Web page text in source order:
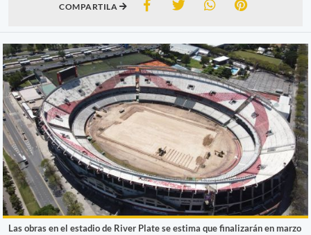
COMPARTILA
Las obras en el estadio de River Plate se estima que finalizarán en marzo